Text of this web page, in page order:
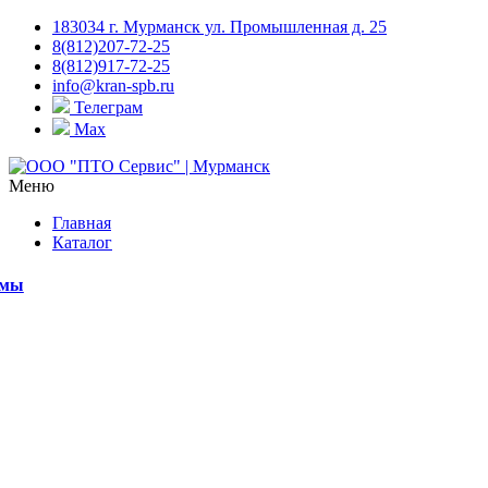
183034 г. Мурманск ул. Промышленная д. 25
8(812)207-72-25
8(812)917-72-25
info@kran-spb.ru
Телеграм
Max
Меню
Главная
Каталог